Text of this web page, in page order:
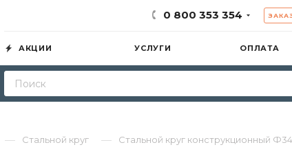
0 800 353 354
АКЦИИ УСЛУГИ ОПЛАТА
— Стальной круг — Стальной круг конструкционный